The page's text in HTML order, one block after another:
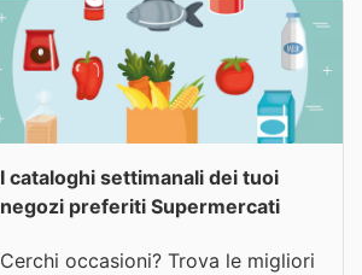
I cataloghi settimanali dei tuoi
negozi preferiti Supermercati
Cerchi occasioni? Trova le migliori